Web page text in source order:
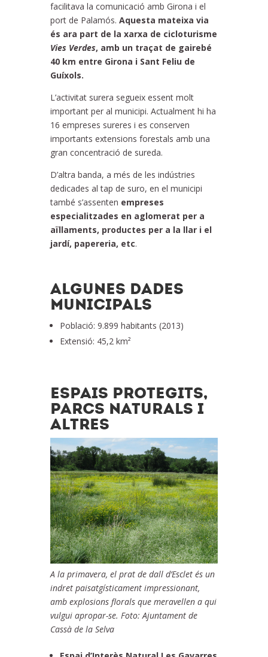
facilitava la comunicació amb Girona i el
port de Palamós. Aquesta mateixa via
és ara part de la xarxa de cicloturisme
Vies Verdes, amb un traçat de gairebé
40 km entre Girona i Sant Feliu de
Guíxols.
L’activitat surera segueix essent molt
important per al municipi. Actualment hi ha
16 empreses sureres i es conserven
importants extensions forestals amb una
gran concentració de sureda.
D’altra banda, a més de les indústries
dedicades al tap de suro, en el municipi
també s’assenten empreses
especialitzades en aglomerat per a
aïllaments, productes per a la llar i el
jardí, papereria, etc.
ALGUNES DADES
MUNICIPALS
Població: 9.899 habitants (2013)
Extensió: 45,2 km²
ESPAIS PROTEGITS,
PARCS NATURALS I
ALTRES
A la primavera, el prat de dall d’Esclet és un
indret paisatgísticament impressionant,
amb explosions florals que meravellen a qui
vulgui apropar-se. Foto: Ajuntament de
Cassà de la Selva